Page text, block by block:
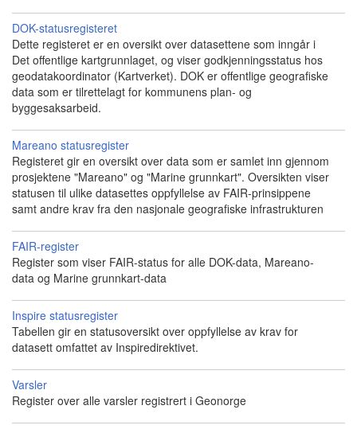
DOK-statusregisteret
Dette registeret er en oversikt over datasettene som inngår i
Det offentlige kartgrunnlaget, og viser godkjenningsstatus hos
geodatakoordinator (Kartverket). DOK er offentlige geografiske
data som er tilrettelagt for kommunens plan- og
byggesaksarbeid.
Mareano statusregister
Registeret gir en oversikt over data som er samlet inn gjennom
prosjektene "Mareano" og "Marine grunnkart". Oversikten viser
statusen til ulike datasettes oppfyllelse av FAIR-prinsippene
samt andre krav fra den nasjonale geografiske infrastrukturen
FAIR-register
Register som viser FAIR-status for alle DOK-data, Mareano-
data og Marine grunnkart-data
Inspire statusregister
Tabellen gir en statusoversikt over oppfyllelse av krav for
datasett omfattet av Inspiredirektivet.
Varsler
Register over alle varsler registrert i Geonorge